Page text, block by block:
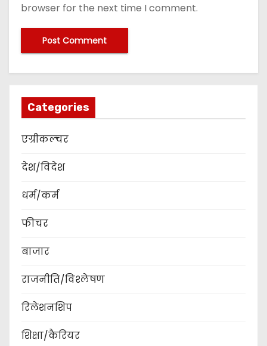
browser for the next time I comment.
Categories
एग्रीकल्चर
देश/विदेश
धर्म/कर्म
फीचर
बाजार
राजनीति/विश्लेषण
रिलेशनशिप
शिक्षा/कैरियर